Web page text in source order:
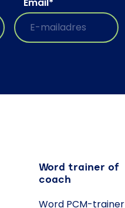
Word trainer of
coach
Word PCM-trainer